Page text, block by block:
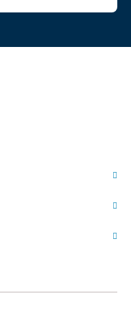


